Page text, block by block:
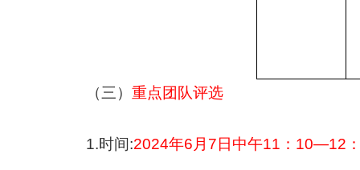
（三）重点团队评选
1.时间:2024年6月7日中午11：10—12